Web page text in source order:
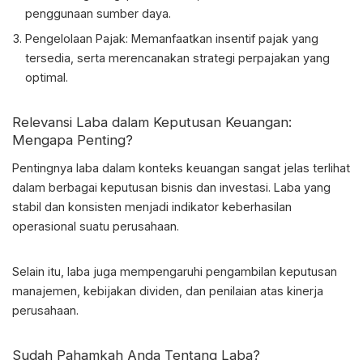
penggunaan sumber daya.
Pengelolaan Pajak: Memanfaatkan insentif pajak yang
tersedia, serta merencanakan strategi perpajakan yang
optimal.
Relevansi Laba dalam Keputusan Keuangan:
Mengapa Penting?
Pentingnya laba dalam konteks keuangan sangat jelas terlihat
dalam berbagai keputusan bisnis dan investasi. Laba yang
stabil dan konsisten menjadi indikator keberhasilan
operasional suatu perusahaan.
Selain itu, laba juga mempengaruhi pengambilan keputusan
manajemen, kebijakan dividen, dan penilaian atas kinerja
perusahaan.
Sudah Pahamkah Anda Tentang Laba?